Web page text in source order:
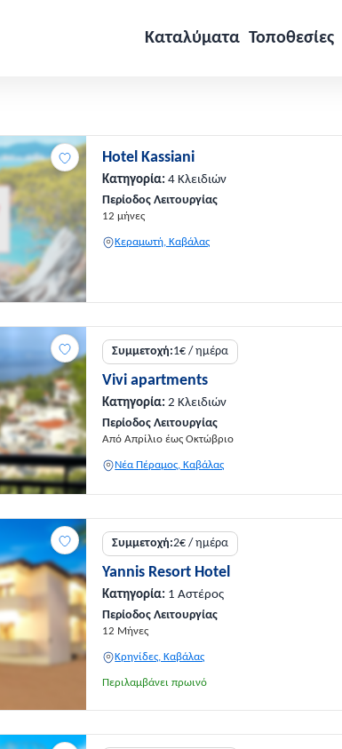
Καταλύματα Τοποθεσίες
Hotel Kassiani
Κατηγορία: 4 Κλειδιών
Περίοδος Λειτουργίας
12 μήνες
Κεραμωτή, Καβάλας
Συμμετοχή:1€ / ημέρα
Vivi apartments
Κατηγορία: 2 Κλειδιών
Περίοδος Λειτουργίας
Από Απρίλιο έως Οκτώβριο
Νέα Πέραμος, Καβάλας
Συμμετοχή:2€ / ημέρα
Yannis Resort Hotel
Κατηγορία: 1 Αστέρος
Περίοδος Λειτουργίας
12 Μήνες
Κρηνίδες, Καβάλας
Περιλαμβάνει πρωινό